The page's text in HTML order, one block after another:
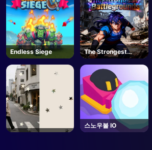
Endless Siege
The Strongest
Battlegrounds -
Roblox
스노우볼 IO